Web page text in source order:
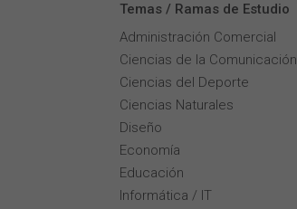
Temas / Ramas de Estudio
Administración Comercial
Ciencias de la Comunicación
Ciencias del Deporte
Ciencias Naturales
Diseño
Economía
Educación
Informática / IT